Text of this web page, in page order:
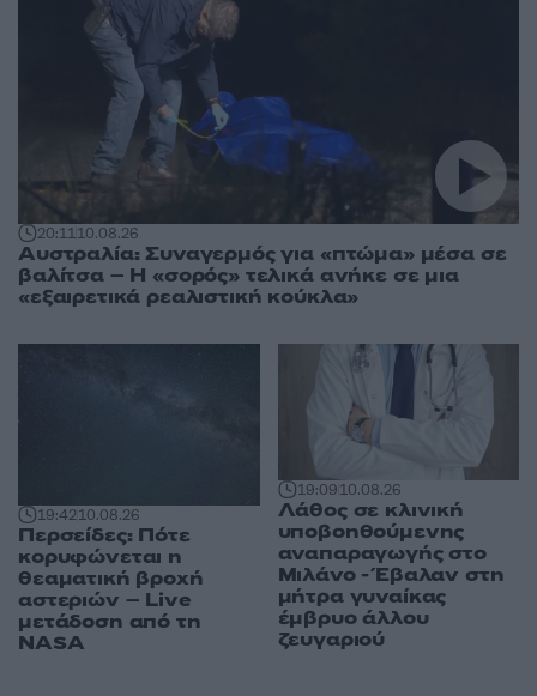
20:1110.08.26
Αυστραλία: Συναγερμός για «πτώμα» μέσα σε
βαλίτσα – Η «σορός» τελικά ανήκε σε μια
«εξαιρετικά ρεαλιστική κούκλα»
19:4210.08.26
Περσείδες: Πότε
κορυφώνεται η
θεαματική βροχή
αστεριών – Live
μετάδοση από τη
NASA
19:0910.08.26
Λάθος σε κλινική
υποβοηθούμενης
αναπαραγωγής στο
Μιλάνο - Έβαλαν στη
μήτρα γυναίκας
έμβρυο άλλου
ζευγαριού